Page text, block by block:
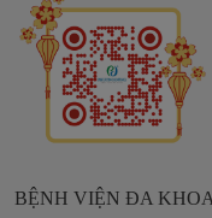
BỆNH VIỆN ĐA